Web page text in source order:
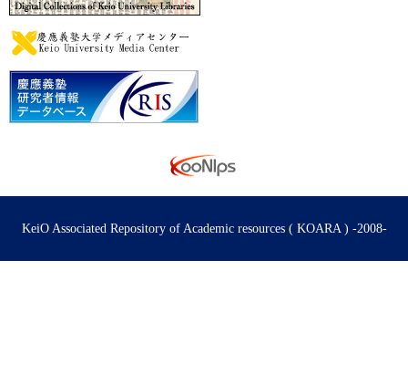
KeiO Associated Repository of Academic resources ( KOARA ) -2008-